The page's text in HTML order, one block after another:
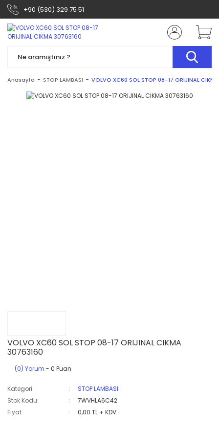
+90 (530) 329 75 51
Anasayfa STOP LAMBASI VOLVO XC60 SOL STOP 08-17 ORIJINAL
VOLVO XC60 SOL STOP 08-17 ORIJINAL CIKMA
30763160
(0) Yorum - 0 Puan
Kategori
STOP LAMBASI
Stok Kodu
7WVHLA6C42
Fiyat
0,00 TL + KDV